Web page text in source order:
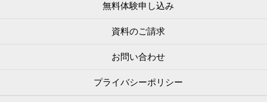
無料体験申し込み
資料のご請求
お問い合わせ
プライバシーポリシー